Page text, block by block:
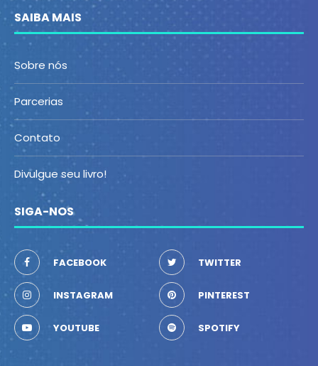
SAIBA MAIS
Sobre nós
Parcerias
Contato
Divulgue seu livro!
SIGA-NOS
FACEBOOK TWITTER
INSTAGRAM PINTEREST
YOUTUBE SPOTIFY